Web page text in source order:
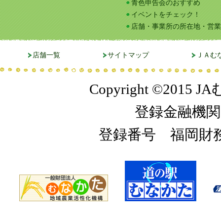
青色申告会のおすすめ
イベントをチェック！
店舗・事業所の所在地・営
店舗一覧 サイトマップ ＪＡ
Copyright ©2015 JA
登録金融機
登録番号 福岡財